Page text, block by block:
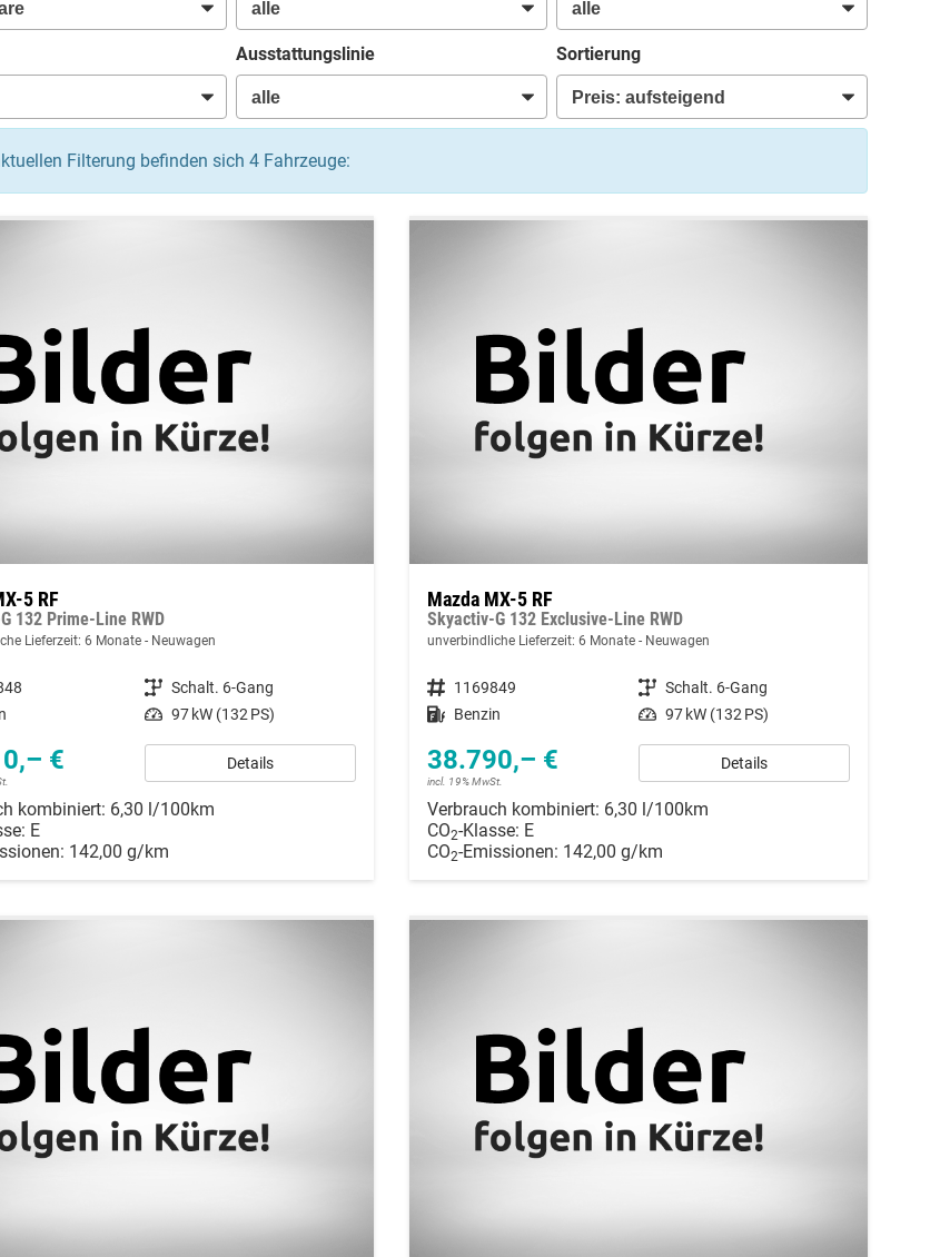
Ausstattungslinie Sortierung
Filterung befinden sich 4Fahrzeuge:
5 RF
132 Prime-Line RWD
Lieferzeit: 6 Monate Neuwagen
Getriebe Schalt. 6-Gang
Leistung 97 kW (132 PS)
€ Details
kombiniert: 6,30 l/100km
E
142,00 g/km
Mazda MX-5 RF
Skyactiv-G 132 Exclusive-Line RWD
unverbindliche Lieferzeit: 6 Monate Neuwagen
Fahrzeugnummer 1169849 Getriebe Schalt. 6-Gang
Kraftstoff Benzin Leistung 97 kW (132 PS)
38.790,– €
incl. 19% MwSt.
Details
Verbrauch kombiniert: 6,30 l/100km
CO2-Klasse: E
CO2-Emissionen: 142,00 g/km